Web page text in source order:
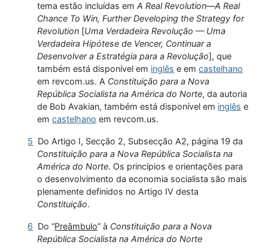
tema estão incluídas emA Real Revolution—A Real
Chance To Win, Further Developing the Strategy for
Revolution [Uma Verdadeira Revolução — Uma
Verdadeira Hipótese de Vencer, Continuar a
Desenvolver a Estratégia para a Revolução], que
também está disponível em inglês e emcastelhano
em revcom.us. A Constituição para a Nova
República Socialista na América do Norte, da autoria
de Bob Avakian, também está disponível em inglês e
emcastelhano em revcom.us.
5 Do Artigo I, Secção 2, Subsecção A2, página 19 da
Constituição para a Nova República Socialista na
América do Norte. Os princípios e orientações para
o desenvolvimento da economia socialista são mais
plenamente definidos no Artigo IV desta
Constituição.
6 Do “Preâmbulo” à Constituição para a Nova
República Socialista na América do Norte